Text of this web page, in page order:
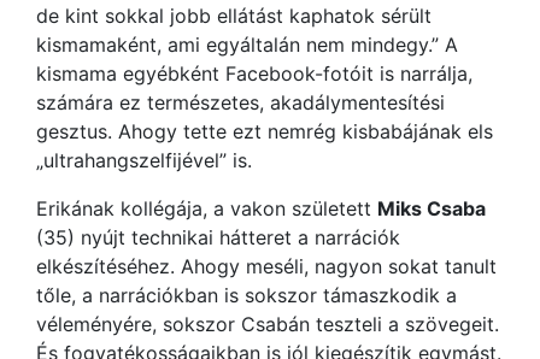
de kint sokkal jobb ellátást kaphatok sérült
kismamaként, ami egyáltalán nem mindegy.” A
kismama egyébként Facebook-fotóit is narrálja,
számára ez természetes, akadálymentesítési
gesztus. Ahogy tette ezt nemrég kisbabájának els
„ultrahangszelfijével” is.
Erikának kollégája, a vakon született Miks Csaba
(35) nyújt technikai hátteret a narrációk
elkészítéséhez. Ahogy meséli, nagyon sokat tanult
tőle, a narrációkban is sokszor támaszkodik a
véleményére, sokszor Csabán teszteli a szövegeit.
És fogyatékosságaikban is jól kiegészítik egymást.